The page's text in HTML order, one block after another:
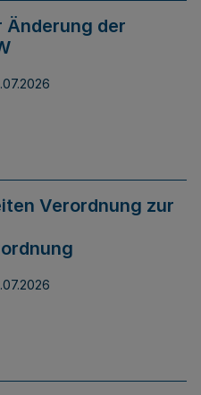
Änderung der
Verordnung zur